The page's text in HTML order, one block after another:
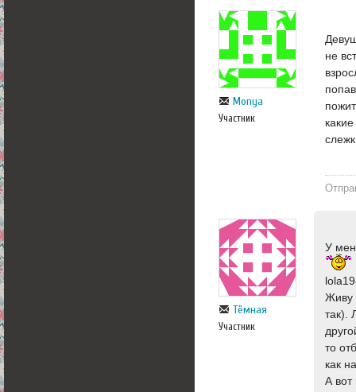
Monya
Участник
не
Тёмная
Участник
У
Живу
так).
то
как
А вот